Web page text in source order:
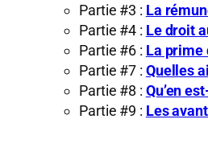
Partie #3 : La
Partie #4 : Le droit
Partie #6 : La prime
Partie #7 : Quelles
Partie #8 : Qu’en
Partie #9 : Les